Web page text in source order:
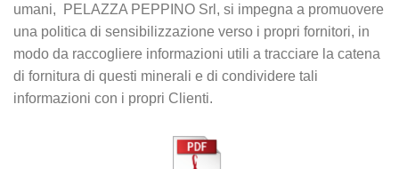
umani, PELAZZA PEPPINO Srl, si impegna a promuovere
una politica di sensibilizzazione verso i propri fornitori, in
modo da raccogliere informazioni utili a tracciare la catena
di fornitura di questi minerali e di condividere tali
informazioni con i propri Clienti.